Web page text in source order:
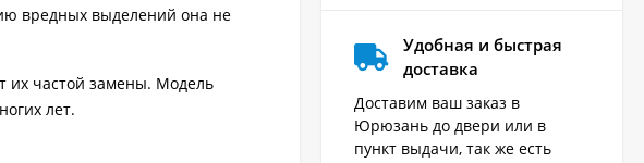
вредных выделений она не
их частой замены. Модель
лет.
Удобная и быстрая
доставка
Доставим ваш заказ в
Юрюзань до двери или в
пункт выдачи, так же есть